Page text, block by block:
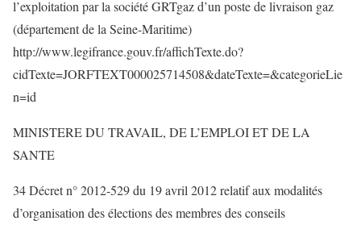
l’exploitation par la société GRTgaz d’un poste de livraison gaz
(département de la Seine-Maritime)
http://www.legifrance.gouv.fr/affichTexte.do?
cidTexte=JORFTEXT000025714508&dateTexte=&categorieLie
n=id
MINISTERE DU TRAVAIL, DE L’EMPLOI ET DE LA
SANTE
34 Décret n° 2012-529 du 19 avril 2012 relatif aux modalités
d’organisation des élections des membres des conseils